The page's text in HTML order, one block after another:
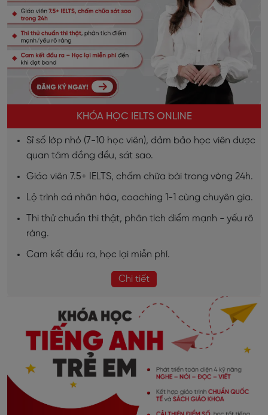
KHÓA HỌC IELTS ONLINE
Sĩ số lớp nhỏ (7-10 học viên), đảm bảo học viên được
quan tâm đồng đều, sát sao.
Giáo viên 7.5+ IELTS, chấm chữa bài trong vòng 24h.
Lộ trình cá nhân hóa, coaching 1-1 cùng chuyên gia.
Thi thử chuẩn thi thật, phân tích điểm mạnh - yếu rõ
ràng.
Cam kết đầu ra, học lại miễn phí.
Chi tiết